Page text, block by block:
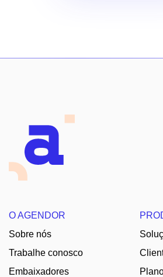
O AGENDOR
Sobre nós
Trabalhe conosco
Embaixadores